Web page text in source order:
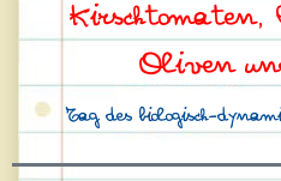
Kirschtomaten,
Oliven
Tag des biologisch-